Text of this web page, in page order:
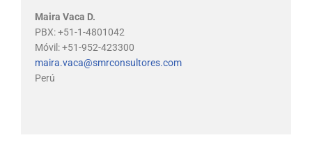
Maira Vaca D.
PBX: +51-1-4801042
Móvil: +51-952-423300
maira.vaca@smrconsultores.com
Perú